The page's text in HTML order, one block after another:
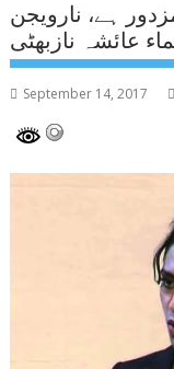
ہے، نارویجن
عائشہ نازبھٹی
September 14, 2017